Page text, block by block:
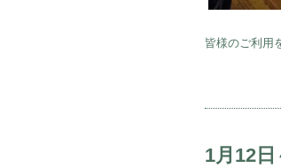
皆様のご利用
1月12